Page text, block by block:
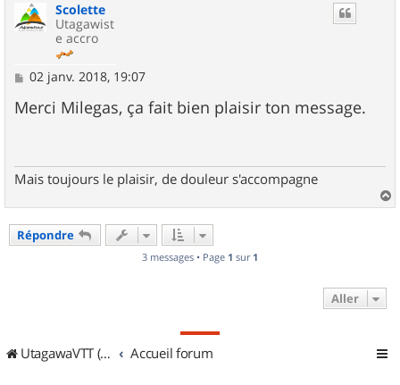
Scolette
Utagawist
e accro
M
s
s
02 janv. 2018, 19:07
Merci Milegas, ça fait bien plaisir ton message.
Mais toujours le plaisir, de douleur s'accompagne
a
Répondre
3 messages • Page 1 sur 1
Aller
UtagawaVTT (Randos VTT et VTTAE avec traces GPS) Accueil forum